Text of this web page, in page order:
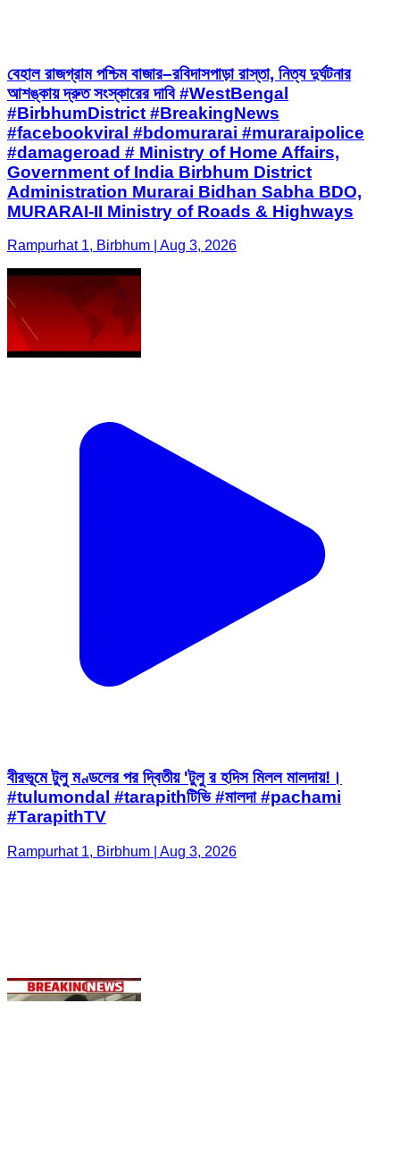
Government of India Birbhum District
Administration Murarai Bidhan Sabha BDO,
MURARAI-II Ministry of Roads & Highways
Rampurhat 1, Birbhum | Aug 3, 2026
বীরভূমে টুলু মণ্ডলের পর দ্বিতীয় 'টুলু র হদিস মিলল মালদায়!।